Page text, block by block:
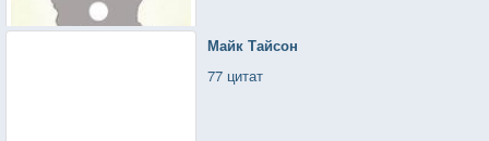
Майк Тайсон
77 цитат